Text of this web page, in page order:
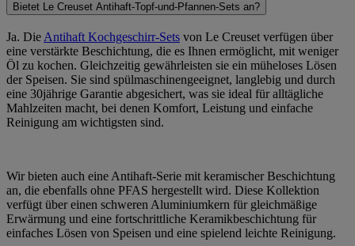
Bietet Le Creuset Antihaft-Topf-und-Pfannen-Sets an?
Ja. Die Antihaft Kochgeschirr-Sets von Le Creuset verfügen über
eine verstärkte Beschichtung, die es Ihnen ermöglicht, mit weniger
Öl zu kochen. Gleichzeitig gewährleisten sie ein müheloses Lösen
der Speisen. Sie sind spülmaschinengeeignet, langlebig und durch
eine 30jährige Garantie abgesichert, was sie ideal für alltägliche
Mahlzeiten macht, bei denen Komfort, Leistung und einfache
Reinigung am wichtigsten sind.
Wir bieten auch eine Antihaft-Serie mit keramischer Beschichtung
an, die ebenfalls ohne PFAS hergestellt wird. Diese Kollektion
verfügt über einen schweren Aluminiumkern für gleichmäßige
Erwärmung und eine fortschrittliche Keramikbeschichtung für
einfaches Lösen von Speisen und eine spielend leichte Reinigung.